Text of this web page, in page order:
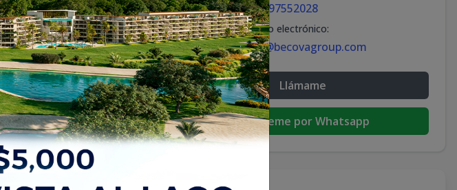
+18297552028
Correo electrónico:
info@becovagroup.com
Llámame
Escribeme por Whatsapp